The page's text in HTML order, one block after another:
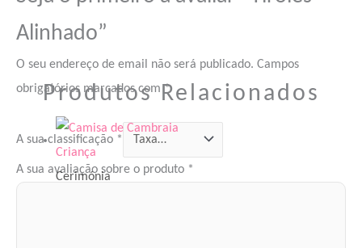
Alinhado”
O seu endereço de email não será publicado. Campos
obrigatórios marcados com *
A sua classificação *
A sua avaliação sobre o produto *
Produtos Relacionados
Cerimónia